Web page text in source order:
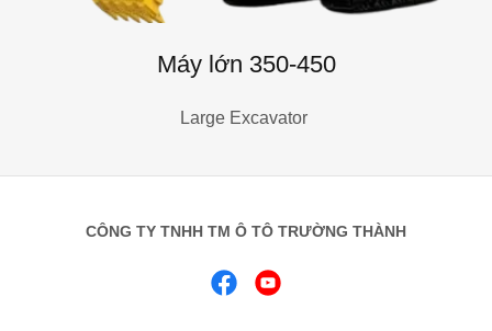
Máy lớn 350-450
Large Excavator
CÔNG TY TNHH TM Ô TÔ TRƯỜNG THÀNH